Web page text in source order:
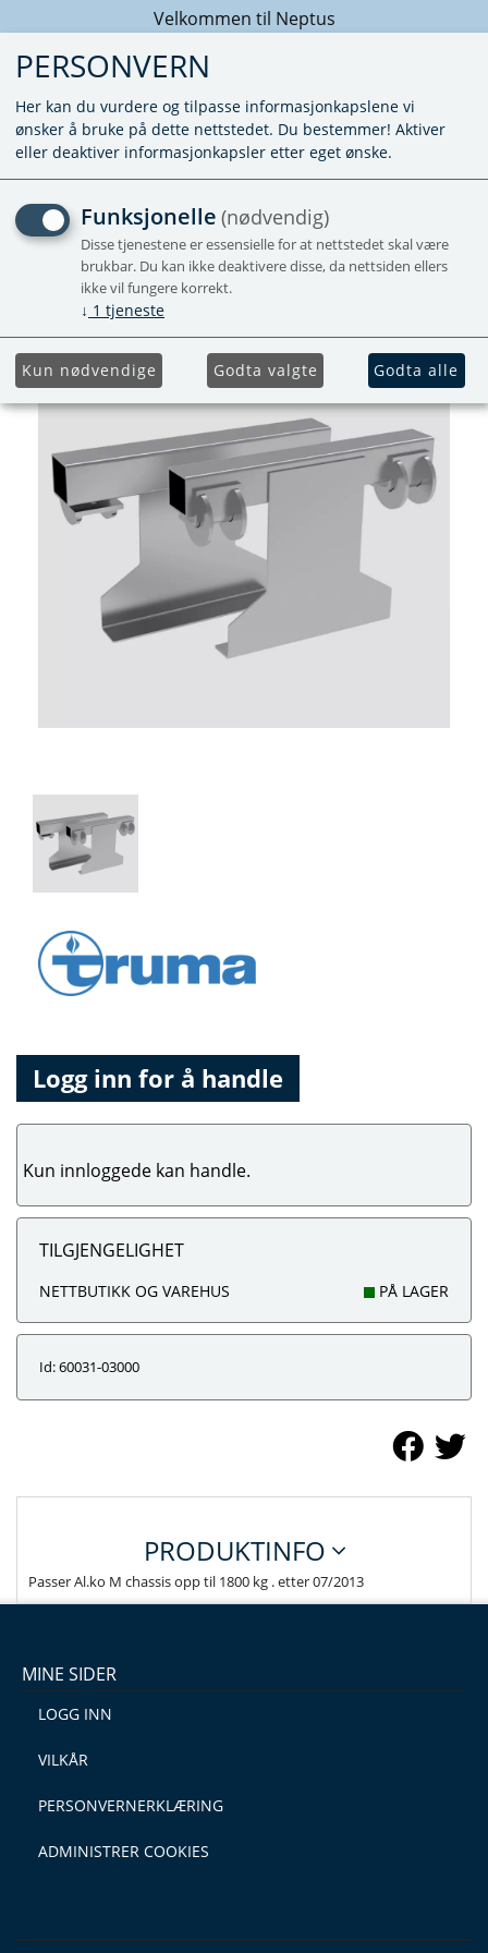
Velkommen til Neptus
MONTERINGSBRAKETT
ERIBA TOURING TROLL
Logg inn for å handle
Kun innloggede kan handle.
TILGJENGELIGHET
NETTBUTIKK OG VAREHUS PÅ LAGER
Id: 60031-03000
PRODUKTINFO
Passer Al.ko M chassis opp til 1800 kg . etter 07/2013
MINE SIDER
LOGG INN
VILKÅR
PERSONVERNERKLÆRING
ADMINISTRER COOKIES
PERSONVERN
Her kan du vurdere og tilpasse informasjonkapslene vi
ønsker å bruke på dette nettstedet. Du bestemmer! Aktiver
eller deaktiver informasjonkapsler etter eget ønske.
Funksjonelle (nødvendig)
Disse tjenestene er essensielle for at nettstedet skal være
brukbar. Du kan ikke deaktivere disse, da nettsiden ellers
ikke vil fungere korrekt.
↓ 1 tjeneste
Kun nødvendige Godta valgte Godta alle